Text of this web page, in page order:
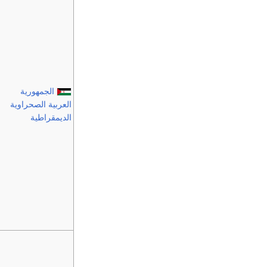
الجمهورية
العربية الصحراوية
الديمقراطية‎